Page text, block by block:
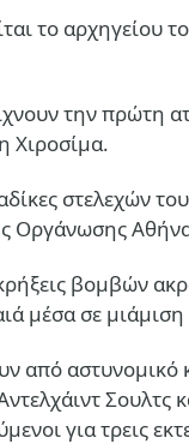
το αρχηγείου
την πρώτη
Χιροσίμα.
στελεχών
Οργάνωσης
βομβών
μέσα σε
από αστυνομικό
Σουλτς
για τρεις